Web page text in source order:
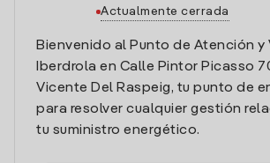
Actualmente cerrada
Bienvenido al Punto de Atención y
Iberdrola en Calle Pintor Picasso
Vicente Del Raspeig, tu punto de
para resolver cualquier gestión
tu suministro energético.